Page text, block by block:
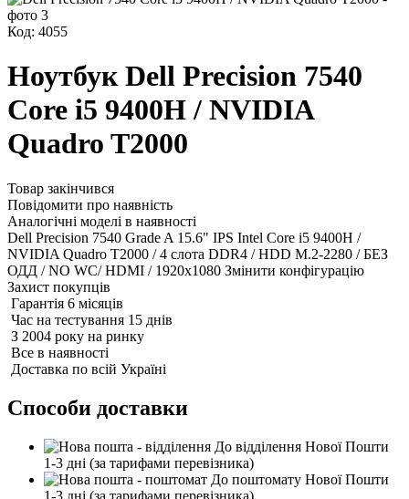
Код: 4055
Ноутбук Dell Precision 7540
Core i5 9400H / NVIDIA
Quadro T2000
Товар закінчився
Повідомити про наявність
Аналогічні моделі в наявності
Dell Precision 7540 Grade A 15.6" IPS Intel Core i5 9400H /
NVIDIA Quadro T2000 / 4 слота DDR4 / HDD M.2-2280 / БЕЗ
ОДД / NO WC/ HDMI / 1920x1080 Змінити конфігурацію
Захист покупців
Гарантія 6 місяців
Час на тестування 15 днів
З 2004 року на ринку
Все в наявності
Доставка по всій Україні
Способи доставки
До відділення Нової Пошти
1-3 дні (за тарифами перевізника)
До поштомату Нової Пошти
1-3 дні (за тарифами перевізника)